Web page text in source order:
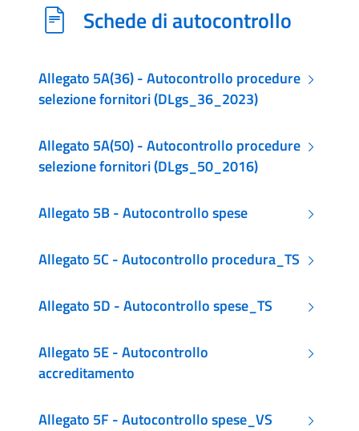
Schede di autocontrollo
Allegato 5A(36) - Autocontrollo procedure
selezione fornitori (DLgs_36_2023)
Allegato 5A(50) - Autocontrollo procedure
selezione fornitori (DLgs_50_2016)
Allegato 5B - Autocontrollo spese
Allegato 5C - Autocontrollo procedura_TS
Allegato 5D - Autocontrollo spese_TS
Allegato 5E - Autocontrollo
accreditamento
Allegato 5F - Autocontrollo spese_VS